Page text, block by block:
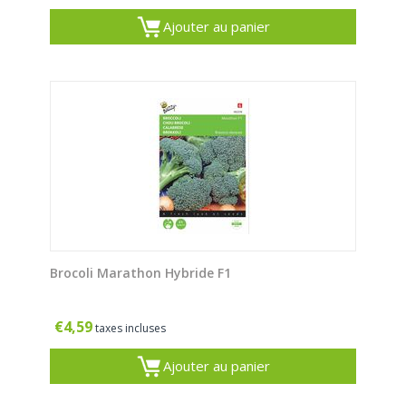
Ajouter au panier
Brocoli Marathon Hybride F1
€4,59taxes incluses
Ajouter au panier